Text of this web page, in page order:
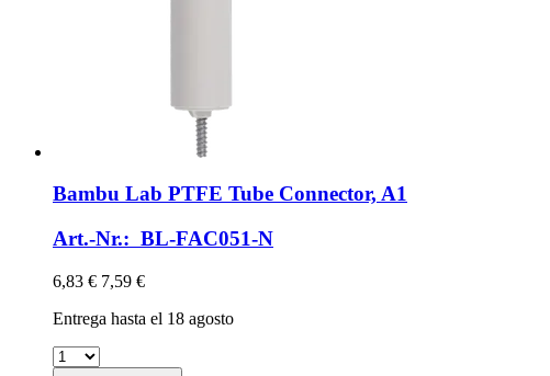
Bambu Lab PTFE Tube Connector, A1
Art.-Nr.: BL-FAC051-N
6,83 € 7,59 €
Entrega hasta el 18 agosto